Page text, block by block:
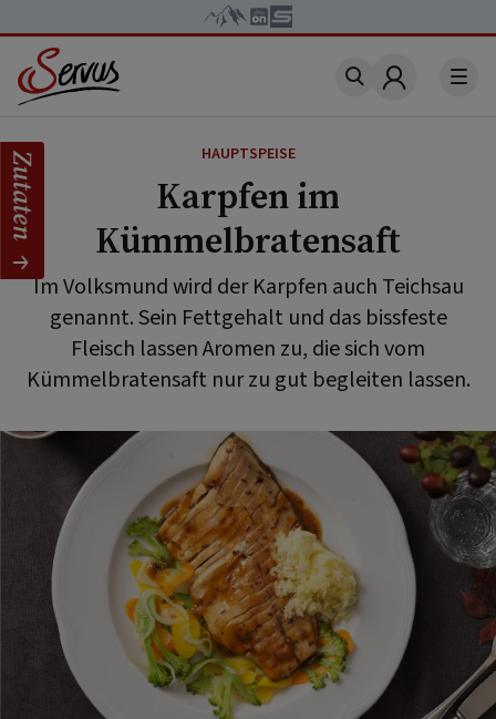
Account
HAUPTSPEISE
Karpfen im
Kümmelbratensaft
Im Volksmund wird der Karpfen auch Teichsau
genannt. Sein Fettgehalt und das bissfeste
Fleisch lassen Aromen zu, die sich vom
Kümmelbratensaft nur zu gut begleiten lassen.
Zutaten